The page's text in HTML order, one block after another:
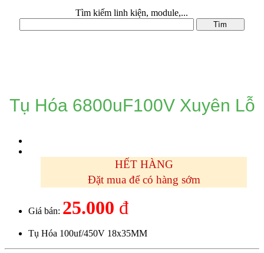
Tìm kiếm linh kiện, module,...
Tụ Hóa 6800uF100V Xuyên Lỗ
HẾT HÀNG
Đặt mua để có hàng sớm
Giá bán: 25.000 đ
Tụ Hóa 100uf/450V 18x35MM